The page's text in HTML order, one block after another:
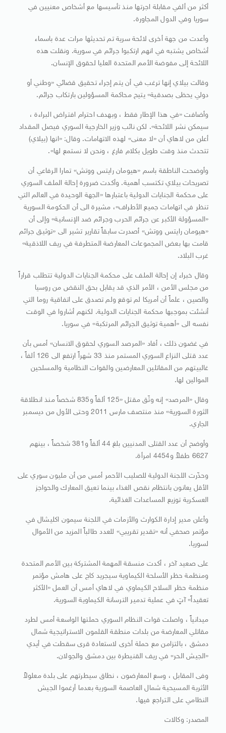
أكثر من ألفي مقابلة اجرتها منذ تأسيسها مع أشخاص معنيين في
سوريا وفي الدول المجاورة.
وأعدت من جهة أخرى لائحة سرية تم تحديثها مرات عدة باسماء
أشخاص يشتبه في انهم ارتكبوا جرائم في سورية. ونقلت هذه
اللائحة إلى مفوضة الأمم المتحدة العليا لحقوق الإنسان.
وقالت بيلاي إنها ترغب في أن يتم إجراء تحقيق قضائي «وطني أو
دولي يحظى بصدقية» يتيح محاكمة المسؤولين بارتكاب جرائم.
وأضافت «في هذا الإطار فقط ، وبهدف احترام افتراض البراءة ،
سيمكن نشر اللائحة». لكن نائب وزير الخارجية السوري فيصل المقداد
أعلن من لاهاي أن «لا معنى» لهذه الاتهامات. وقال: «انها (بيلاي)
تتحدث منذ وقت طويل بكلام فارغ ، ونحن لا نستمع لها».
وأوضحت الناطقة باسم «هيومان رايتس ووتش» تمارا الرفاعي أن
تصريحات بيلاي تكتسب أهمية. وأكدت ضرورة إحالة الملف السوري
على محكمة الجنايات الدولية باعتبارها «الجهة الوحيدة في العالم التي
تنظر في اتهامات جميع الأطراف»، مشيرة الى أن الحكومة السورية
«المسؤولة الأكبر عن جرائم الحرب وجرائم ضد الإنسانية» وإلى أن
«هيومان رايتس ووتش» أصدرت سابقاً تقارير تشير الى «توثيق جرائم
قامت بها بعض المجموعات المعارضة المتطرفة في ريف اللاذقية»
غرب البلاد.
وقال خبراء إن إحالة الملف على محكمة الجنايات الدولية تتطلب قراراً
من مجلس الأمن ، الأمر الذي قد يقابل بحق النقض من روسيا
والصين ، علماً أن أمريكا لم توقع ولم تصدق على اتفاقية روما التي
أنشئت بموجبها محكمة الجنايات الدولية. لكنهم أشاروا في الوقت
نفسه الى «أهمية توثيق الجرائم المرتكبة» في سوريا.
في غضون ذلك ، أفاد «المرصد السوري لحقوق الانسان» أمس بأن
عدد قتلى النزاع السوري المستمر منذ 33 شهراً ارتفع الى 126 ألفاً ،
غالبيتهم من المقاتلين المعارضين والقوات النظامية والمسلحين
الموالين لها.
وقال «المرصد» إنه وثّق مقتل «125 ألفاً و835 شخصاً منذ انطلاقة
الثورة السورية» منذ منتصف مارس 2011 وحتى الأول من ديسمبر
الجاري.
وأوضح أن عدد القتلى المدنيين بلغ 44 ألفاً و381 شخصاً ، بينهم
6627 طفلاً و4454 امرأة.
وحذّرت اللجنة الدولية للصليب الأحمر أمس من أن مليون سوري على
الأقل يعانون بانتظام نقص الغذاء بينما تعيق المعارك والحواجز
العسكرية توزيع المساعدات الغذائية.
وأعلن مدير إدارة الكوارث والأزمات في اللجنة سيمون اكليشال في
مؤتمر صحفي أنه «تقدير تقريبي» للعدد طالباً المزيد من الأموال
لسوريا.
على صعيد آخر ، أكدت منسقة المهمة المشتركة بين الأمم المتحدة
ومنظمة حظر الأسلحة الكيماوية سيجريد كاج على هامش مؤتمر
منظمة حظر السلاح الكيماوي في لاهاي أمس أن العمل «الأكثر
تعقيداً» آتٍ في عملية تدمير الترسانة الكيماوية السورية.
ميدانياً ، واصلت قوات النظام السوري حملتها الواسعة أمس لطرد
مقاتلي المعارضة من بلدات منطقة القلمون الاستراتيجية شمال
دمشق ، بالتزامن مع حملة أخرى لاستعادة قرى سقطت في أيدي
«الجيش الحر» في ريف القنيطرة بين دمشق والجولان.
وفى المقابل ، وسع المعارضون ، نطاق سيطرتهم على بلدة معلولاً
الأثرية المسيحية شمال العاصمة السورية بعدما أرغموا الجيش
النظامي على التراجع فيها.
المصدر: وكالات